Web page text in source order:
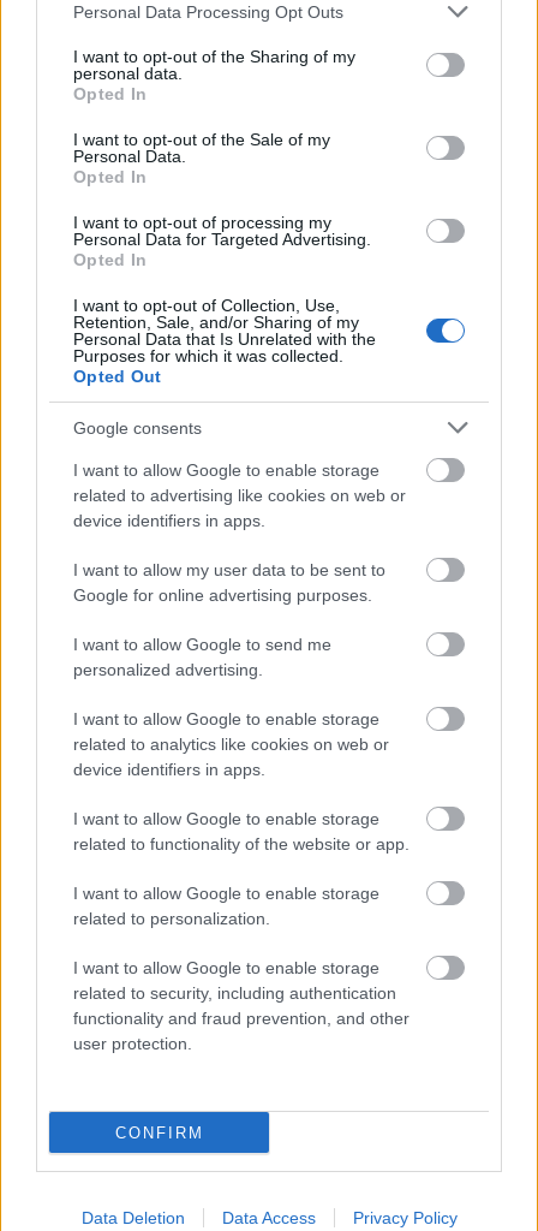
Please note that this website/app uses one or more Google
not limited to your visit or usage behaviour. You may click to
grant or deny consent to Google and its third-party tags to
use your data for below specified purposes in below Google
consent section.
Personal Data Processing Opt Outs
I want to opt-out of the Sharing of my
personal data.
Opted In
I want to opt-out of the Sale of my
Personal Data.
Opted In
I want to opt-out of processing my
Personal Data for Targeted Advertising.
Opted In
I want to opt-out of Collection, Use,
Retention, Sale, and/or Sharing of my
Personal Data that Is Unrelated with the
Purposes for which it was collected.
Opted Out
Google consents
I want to allow Google to enable storage
related to advertising like cookies on web or
device identifiers in apps.
I want to allow my user data to be sent to
Google for online advertising purposes.
I want to allow Google to send me
personalized advertising.
I want to allow Google to enable storage
related to analytics like cookies on web or
device identifiers in apps.
I want to allow Google to enable storage
related to functionality of the website or app.
I want to allow Google to enable storage
related to personalization.
I want to allow Google to enable storage
related to security, including authentication
functionality and fraud prevention, and other
user protection.
CONFIRM
Data Deletion Data Access Privacy Policy
Φύση και δραστηριότητες για αναζωογόνηση
Η Κρήτη δεν προσφέρει μόνο γεύσεις. Η
φύση της
αποτελεί έναν από τους μεγαλύτερους πόλους
εμπειρίες. Από πεζοπορίες στοφαράγγι της
λιμνοθάλασσας Μπάλου, οι επισκέπτες μπορούν
άσκηση σε ένα μοναδικό σκηνικό. Παράλληλα, οι
τοπικές συνήθειες, όπως ηαπογευματινή σιέστα
και οιβραδινές βόλτες στα χωριά
ευθυγραμμίζεται με τις αρχές της ευεξίας και της
μακροζωίας.